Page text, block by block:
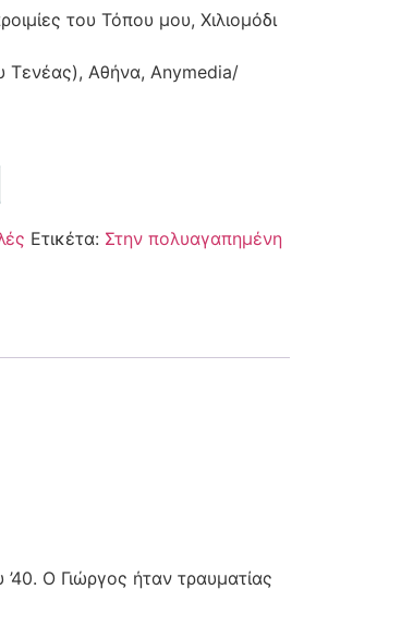
του Τόπου μου, Χιλιομόδι
Τενέας), Αθήνα, Anymedia/
Ετικέτα: Στην πολυαγαπημένη
Ο Γιώργος ήταν τραυματίας